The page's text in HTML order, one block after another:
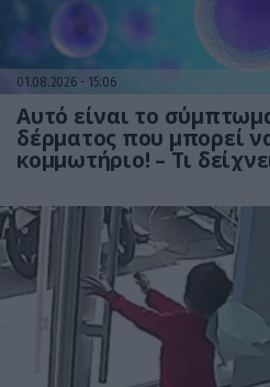
01.08.2026 15:06
Αυτό είναι το
δέρματος που μπορεί
κομμωτήριο! – Τι